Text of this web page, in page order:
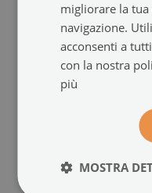
Pannello retrocucina
dimensione da: 100x50 cm
migliorare la tua
navigazione.
acconsenti a
con la nostra
più
MOSTRA